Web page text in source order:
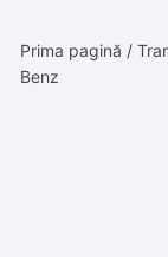
Prima pagină /
Benz